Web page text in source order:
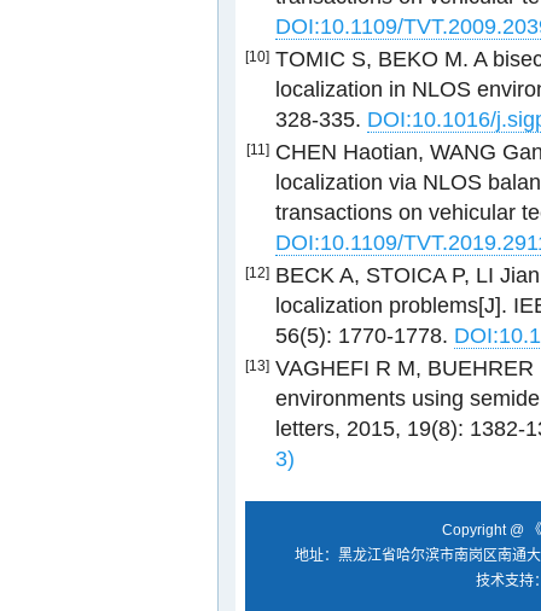
DOI:10.1109/
[10] TOMIC S, BEKO M. A
localization in NLOS
328-335. DOI:10.1016/
[11] CHEN Haotian, WANG
localization via NLOS
transactions on vehicular
DOI:10.1109/
[12] BECK A, STOICA P, LI
localization problems[J].
56(5): 1770-1778.
[13] VAGHEFI R M,
environments using
letters, 2015, 19(8): 1382-
3)